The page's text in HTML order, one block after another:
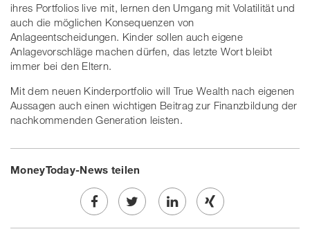
ihres Portfolios live mit, lernen den Umgang mit Volatilität und
auch die möglichen Konsequenzen von
Anlageentscheidungen. Kinder sollen auch eigene
Anlagevorschläge machen dürfen, das letzte Wort bleibt
immer bei den Eltern.
Mit dem neuen Kinderportfolio will True Wealth nach eigenen
Aussagen auch einen wichtigen Beitrag zur Finanzbildung der
nachkommenden Generation leisten.
MoneyToday-News teilen
Share Twe
Share Share